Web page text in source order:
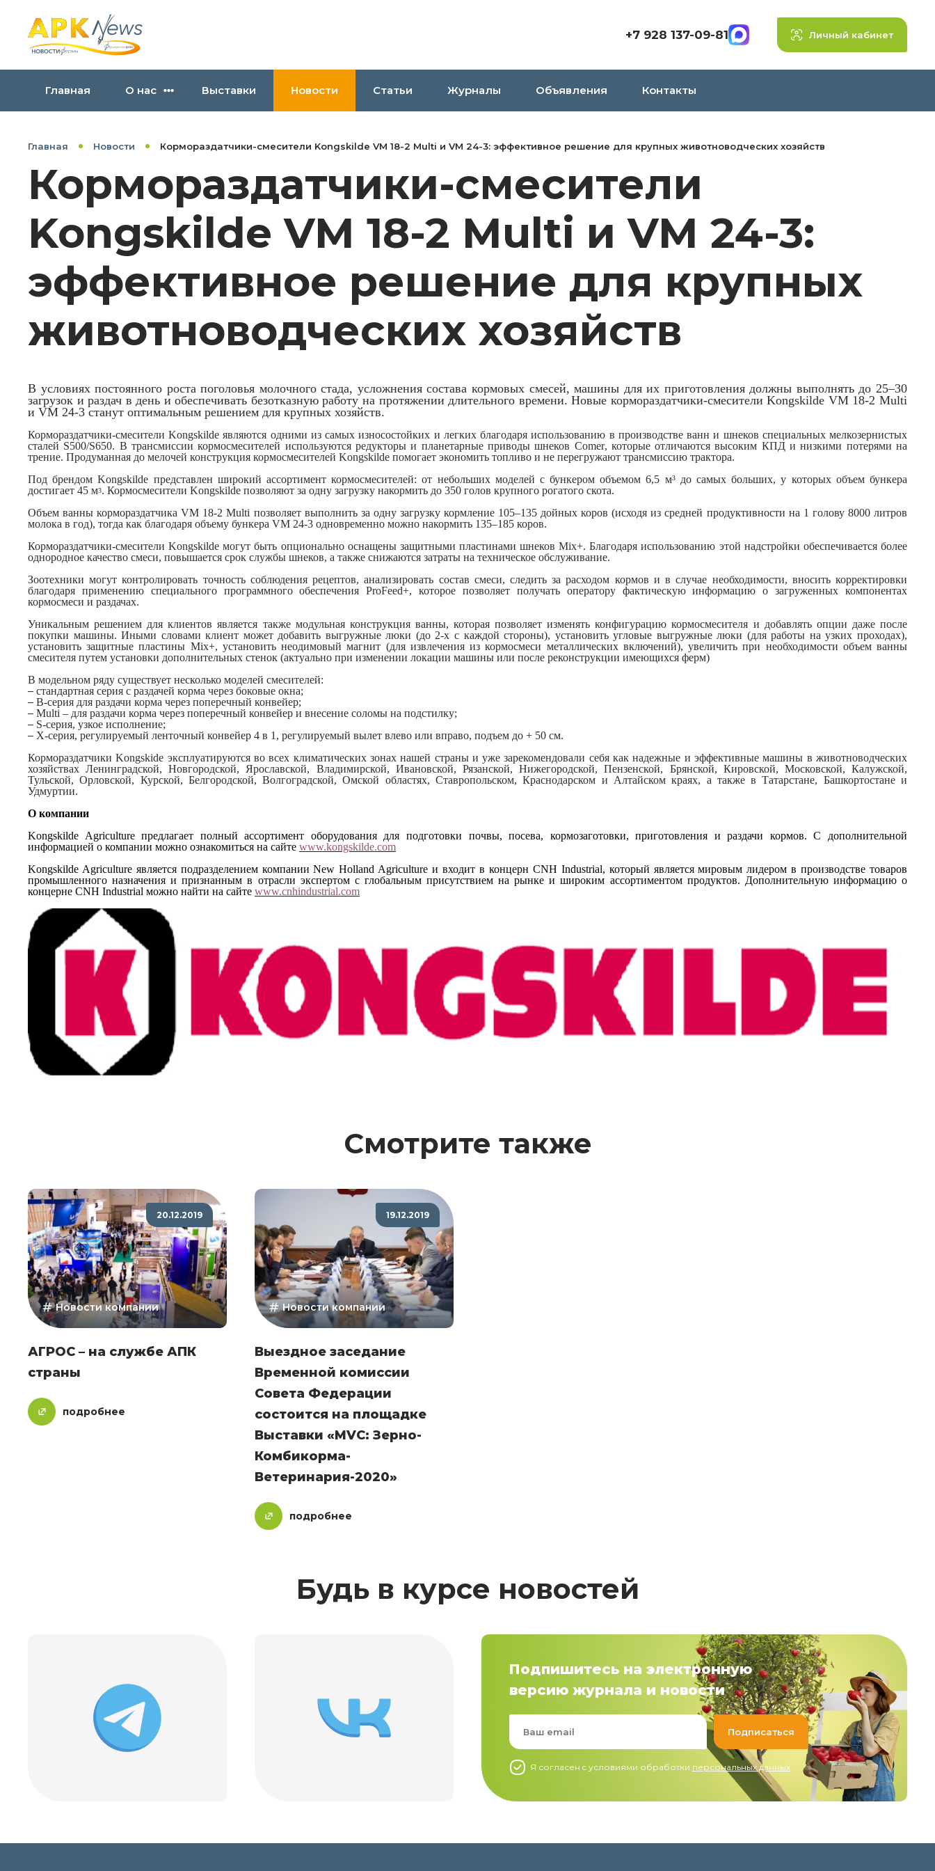
+7 928 137-09-81 Личный кабинет
Главная О нас Выставки Новости Статьи Журналы Объявления Контакты
Главная Новости Кормораздатчики-смесители Kongskilde VM 18-2 Multi и VM 24-3: эффективное решение для крупных животноводческих хозяйств
Кормораздатчики-смесители
Kongskilde VM 18-2 Multi и VM 24-3:
эффективное решение для крупных
животноводческих хозяйств
В условиях постоянного роста поголовья молочного стада, усложнения состава кормовых смесей, машины для их приготовления должны выполнять до 25–30
загрузок и раздач в день и обеспечивать безотказную работу на протяжении длительного времени. Новые кормораздатчики-смесители Kongskilde VM 18-2 Multi
и VM 24-3 станут оптимальным решением для крупных хозяйств.
Кормораздатчики-смесителиKongskilde являются одними из самых износостойких и легких благодаря использованию в производстве ванн и шнеков специальных мелкозернистых
сталей S500/S650. В трансмиссии кормосмесителей используются редукторы и планетарные приводы шнеков Comer, которые отличаются высоким КПД и низкими потерями на
трение. Продуманная до мелочей конструкция кормосмесителей Kongskilde помогает экономить топливо и не перегружают трансмиссию трактора.
Под брендом Kongskilde представлен широкий ассортимент кормосмесителей: от небольших моделей с бункером объемом 6,5 м³ до самых больших, у которых объем бункера
достигает 45 м3. Кормосмесители Kongskilde позволяют за одну загрузку накормить до 350 голов крупного рогатого скота.
Объем ванны кормораздатчика VM 18-2 Multi позволяет выполнить за одну загрузку кормление 105–135 дойных коров (исходя из средней продуктивности на 1 голову 8000 литров
молока в год), тогда как благодаря объему бункера VM 24-3 одновременно можно накормить 135–185 коров.
Кормораздатчики-смесители Kongskilde могут быть опционально оснащены защитными пластинами шнековMix+. Благодаря использованию этой надстройки обеспечивается более
однородное качество смеси, повышается срок службы шнеков, а также снижаются затраты на техническое обслуживание.
Зоотехники могут контролировать точность соблюдения рецептов, анализировать состав смеси, следить за расходом кормов и в случае необходимости, вносить корректировки
благодаря применению специального программного обеспечения ProFeed+, которое позволяет получать оператору фактическую информацию о загруженных компонентах
кормосмеси и раздачах.
Уникальным решением для клиентов является также модульная конструкция ванны, которая позволяет изменять конфигурацию кормосмесителя и добавлять опции даже после
покупки машины. Иными словами клиент может добавить выгружные люки (до 2-х с каждой стороны), установить угловые выгружные люки (для работы на узких проходах),
установить защитные пластины Mix+, установить неодимовый магнит (для извлечения из кормосмеси металлических включений), увеличить при необходимости объем ванны
смесителя путем установки дополнительных стенок (актуально при изменении локации машины или после реконструкции имеющихся ферм)
В модельном ряду существует несколько моделей смесителей:
– стандартная серия с раздачей корма через боковые окна;
– B-серия для раздачи корма через поперечный конвейер;
– Multi – для раздачи корма через поперечный конвейер и внесение соломы на подстилку;
– S-серия, узкое исполнение;
– X-серия, регулируемый ленточный конвейер 4 в 1, регулируемый вылет влево или вправо, подъем до + 50 см.
КормораздатчикиKongskide эксплуатируются во всех климатических зонах нашей страны и уже зарекомендовали себя как надежные и эффективные машины в животноводческих
хозяйствах Ленинградской, Новгородской, Ярославской, Владимирской, Ивановской, Рязанской, Нижегородской, Пензенской, Брянской, Кировской, Московской, Калужской,
Тульской, Орловской, Курской, Белгородской, Волгоградской, Омской областях, Ставропольском, Краснодарском и Алтайском краях, а также в Татарстане, Башкортостане и
Удмуртии.
О компании
Kongskilde Agriculture предлагает полный ассортимент оборудования для подготовки почвы, посева, кормозаготовки, приготовления и раздачи кормов. С дополнительной
информацией о компании можно ознакомиться на сайте www.kongskilde.com
Kongskilde Agriculture является подразделением компании New Holland Agriculture и входит в концерн CNH Industrial, который является мировым лидером в производстве товаров
промышленного назначения и признанным в отрасли экспертом с глобальным присутствием на рынке и широким ассортиментом продуктов. Дополнительную информацию о
концерне CNH Industrial можно найти на сайте www.cnhindustrial.com
Смотрите также
20.12.2019
Новости компании
АГРОС – на службе АПК
страны
подробнее
19.12.2019
Новости компании
Выездное заседание
Временной комиссии
Совета Федерации
состоится на площадке
Выставки «MVC: Зерно-
Комбикорма-
Ветеринария-2020»
подробнее
Будь в курсе новостей
Подпишитесь на электронную
версию журнала и новости
Я согласен c условиями обработки персональных данных